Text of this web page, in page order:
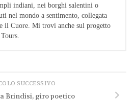
indiani, nei borghi salentini o
nel mondo a sentimento, collegata
il Cuore. Mi trovi anche sul progetto
SUCCESSIVO
Brindisi, giro poetico